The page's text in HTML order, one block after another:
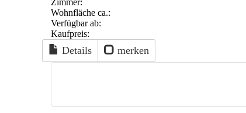
Zimmer:
Wohnfläche ca.:
Verfügbar ab:
Kaufpreis:
Details merken